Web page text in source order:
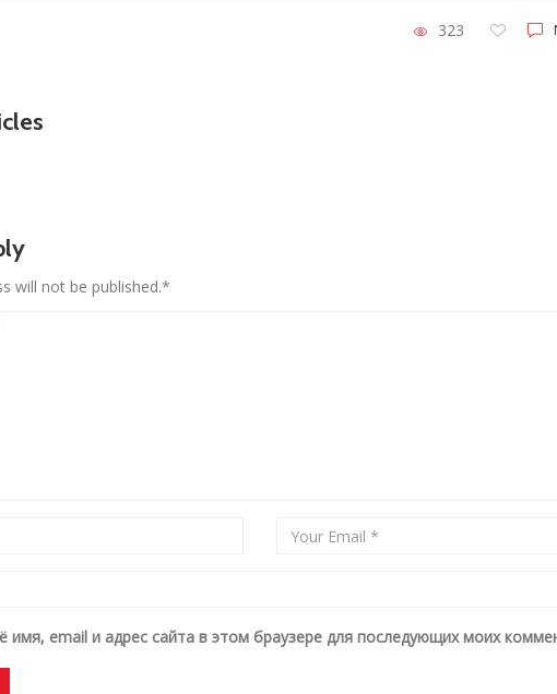
323
will not be published.*
имя, email и адрес сайта в этом браузере для последующих моих